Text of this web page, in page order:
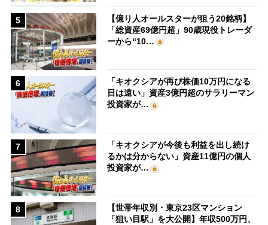
5
【億り人オールスターが狙う20銘柄】
「総資産69億円超」90歳現役トレーダ
ーから“10…
6
「キオクシアが再び株価10万円になる
日は遠い」資産3億円超のサラリーマン
投資家が…
7
「キオクシアが今後も利益を出し続け
るかは分からない」資産11億円の個人
投資家が…
8
【世帯年収別・東京23区マンション
「狙い目駅」を大公開】年収500万円、